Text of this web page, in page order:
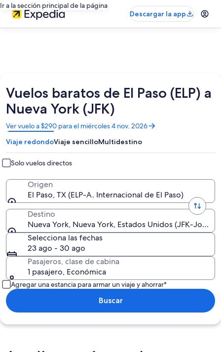
Ir a la sección principal de la página
Descargar la app
Vuelos baratos de El Paso (ELP) a
Nueva York (JFK)
Ver vuelo a $290 para el miércoles 4 nov. 2026
Se
abrirá
en
una
nueva
ventana
Viaje redondoViaje sencilloMultidestino
Solo vuelos directos
Origen
El Paso, TX (ELP-A. Internacional de El Paso)
Destino
Nueva York, Nueva York, Estados Unidos (JFK-John
Selecciona las fechas
23 ago - 30 ago
Pasajeros, clase de cabina
1 pasajero, Económica
Agregar una estancia para armar un viaje y ahorrar*
Buscar